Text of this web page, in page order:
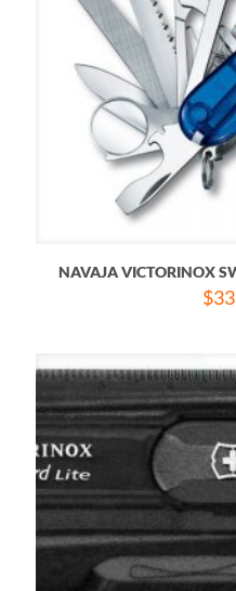
NAVAJA VICTORINOX
$